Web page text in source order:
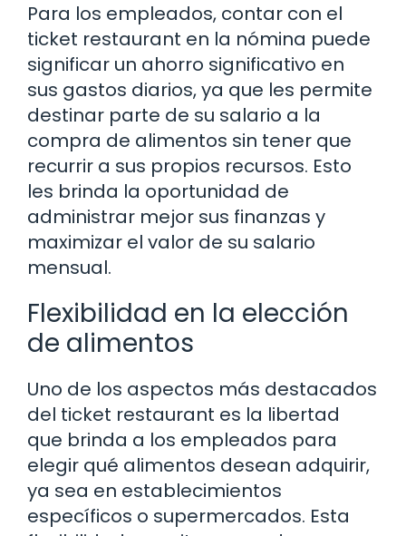
Para los empleados, contar con el
ticket restaurant en la nómina puede
significar un ahorro significativo en
sus gastos diarios, ya que les permite
destinar parte de su salario a la
compra de alimentos sin tener que
recurrir a sus propios recursos. Esto
les brinda la oportunidad de
administrar mejor sus finanzas y
maximizar el valor de su salario
mensual.
Flexibilidad en la elección
de alimentos
Uno de los aspectos más destacados
del ticket restaurant es la libertad
que brinda a los empleados para
elegir qué alimentos desean adquirir,
ya sea en establecimientos
específicos o supermercados. Esta